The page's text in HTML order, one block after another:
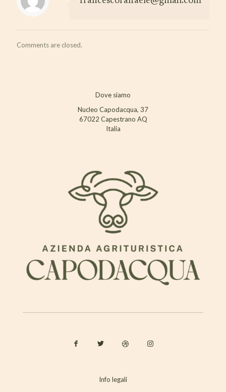
Comments are closed.
Dove siamo
Nucleo Capodacqua, 37
67022 Capestrano AQ
Italia
Info legali